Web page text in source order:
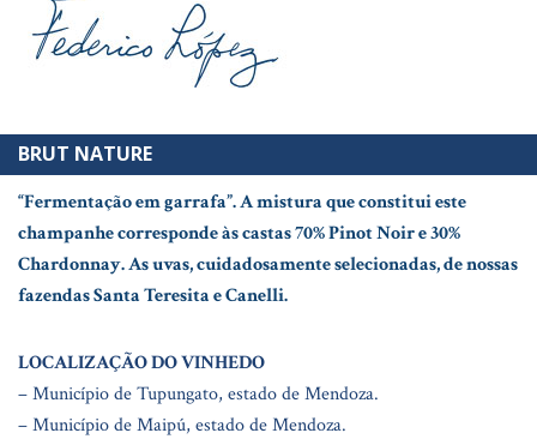
BRUT NATURE
“Fermentação em garrafa”. A mistura que constitui este
champanhe corresponde às castas 70% Pinot Noir e 30%
Chardonnay. As uvas, cuidadosamente selecionadas, de nossas
fazendas Santa Teresita e Canelli.
LOCALIZAÇÃO DO VINHEDO
– Município de Tupungato, estado de Mendoza.
– Município de Maipú, estado de Mendoza.